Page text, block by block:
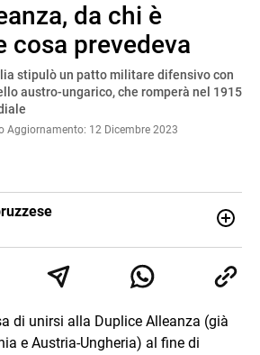
da chi è
cosa prevedeva
stipulò un patto militare difensivo con
austro-ungarico, che romperà nel 1915
Aggiornamento: 12 Dicembre 2023
ancora oggi fa inevitabilmente parte della
leggermi sulle pagine de Il cuoio sul
numerosissime altre cose, ma di quelle di
di unirsi alla Duplice Alleanza (già
e Austria-Ungheria) al fine di